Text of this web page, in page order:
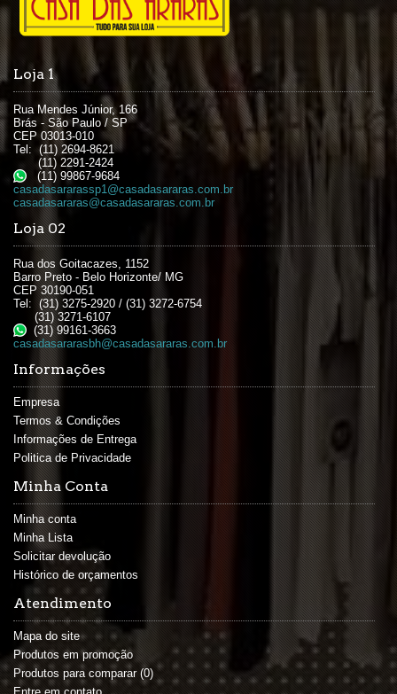
Loja 1
Rua Mendes Júnior, 166
Brás - São Paulo / SP
CEP 03013-010
Tel: (11) 2694-8621
(11) 2291-2424
(11) 99867-9684
casadasararassp1@casadasararas.com.br
casadasararas@casadasararas.com.br
Loja 02
Rua dos Goitacazes, 1152
Barro Preto - Belo Horizonte/ MG
CEP 30190-051
Tel: (31) 3275-2920 / (31) 3272-6754
(31) 3271-6107
(31) 99161-3663
casadasararasbh@casadasararas.com.br
Informações
Empresa
Termos & Condições
Informações de Entrega
Politica de Privacidade
Minha Conta
Minha conta
Minha Lista
Solicitar devolução
Histórico de orçamentos
Atendimento
Mapa do site
Produtos em promoção
Produtos para comparar (0)